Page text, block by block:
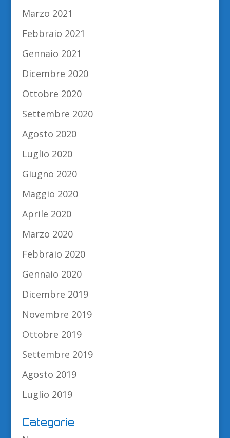
Marzo 2021
Febbraio 2021
Gennaio 2021
Dicembre 2020
Ottobre 2020
Settembre 2020
Agosto 2020
Luglio 2020
Giugno 2020
Maggio 2020
Aprile 2020
Marzo 2020
Febbraio 2020
Gennaio 2020
Dicembre 2019
Novembre 2019
Ottobre 2019
Settembre 2019
Agosto 2019
Luglio 2019
Categorie